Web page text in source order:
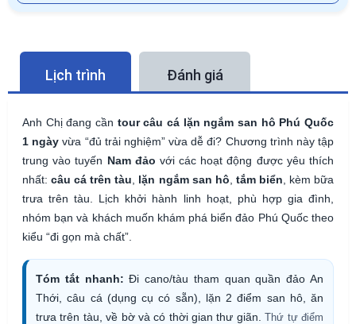
Lịch trình Đánh giá
Anh Chị đang cần tour câu cá lặn ngắm san hô Phú Quốc
1 ngày vừa “đủ trải nghiệm” vừa dễ đi? Chương trình này tập
trung vào tuyến Nam đảo với các hoạt động được yêu thích
nhất:câu cá trên tàu lặn ngắm san hô tắm biển , kèm bữa
trưa trên tàu. Lịch khởi hành linh hoạt, phù hợp gia đình,
nhóm bạn và khách muốn khám phá biển đảo Phú Quốc theo
kiểu “đi gọn mà chất”.
Tóm tắt nhanh: Đi cano/tàu tham quan quần đảo An
Thới, câu cá (dụng cụ có sẵn), lặn 2 điểm san hô, ăn
trưa trên tàu, về bờ và có thời gian thư giãn.Thứ tự điểm